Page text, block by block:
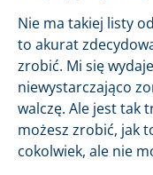
Nie ma takiej listy
to akurat
zrobić. Mi się
niewystarczająco
walczę. Ale jest tak
możesz zrobić, jak
cokolwiek, ale nie